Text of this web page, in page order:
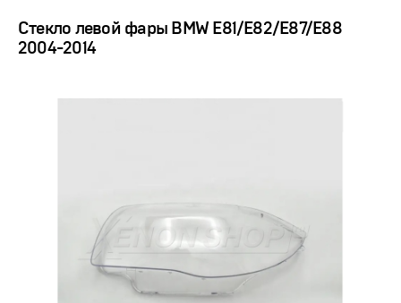
Стекло левой фары BMW E81/E82/E87/E88
2004-2014